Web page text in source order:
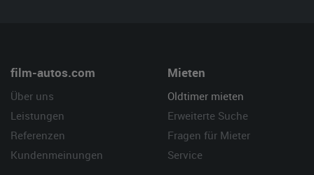
film-autos.com
Über uns
Leistungen
Referenzen
Kundenmeinungen
Mieten
Oldtimer mieten
Erweiterte Suche
Fragen für Mieter
Service